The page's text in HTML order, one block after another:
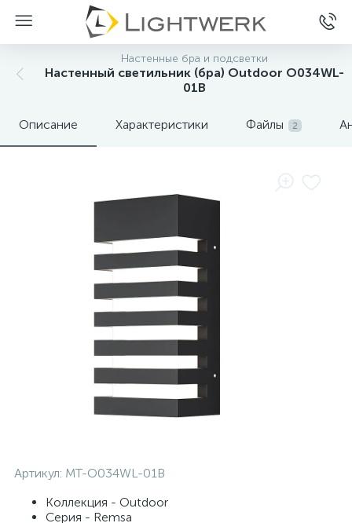
Настенные бра и подсветки
Настенный светильник (бра) Outdoor O034WL-
01B
Описание Характеристики Файлы 2
Артикул: MT-O034WL-01B
Коллекция - Outdoor
Серия - Remsa